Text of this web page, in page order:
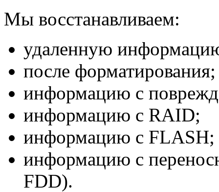
Мы восстанавливаем:
удаленную
после форматирования;
информацию с
информацию с RAID;
информацию с FLASH;
информацию с
FDD).